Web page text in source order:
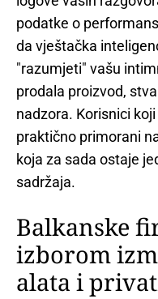
podatke o
da vještačka
"razumjeti" vašu
prodala proizvod,
nadzora. Korisnici
praktično primorani
koja za sada ostaje
sadržaja.
Balkanske
izborom
alata i